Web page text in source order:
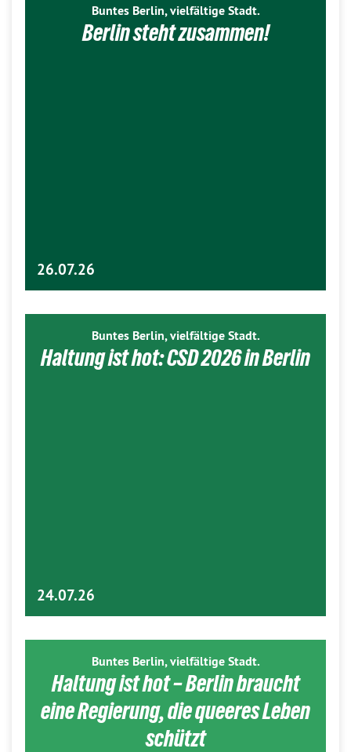
Buntes Berlin, vielfältige Stadt.
Berlin steht zusammen!
26.07.26
Buntes Berlin, vielfältige Stadt.
Haltung ist hot: CSD 2026 in Berlin
24.07.26
Buntes Berlin, vielfältige Stadt.
Haltung ist hot – Berlin braucht
eine Regierung, die queeres Leben
schützt